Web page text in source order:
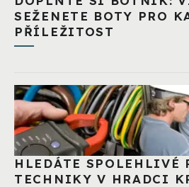
SEŽENETE BOTY PRO
PŘÍLEŽITOST
HLEDÁTE SPOLEHLIVÉ
TECHNIKY V HRADCI